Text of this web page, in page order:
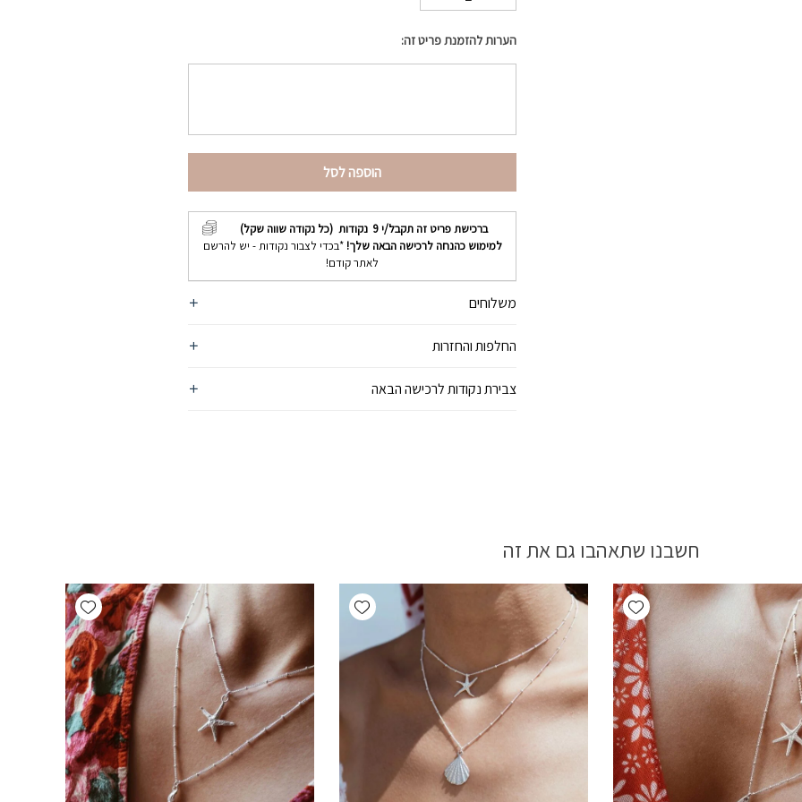
הערות להזמנת פריט זה:
הוספה לסל
ברכישת פריט זה תקבל/י 9נקודות (כל נקודה שווה שקל)
למימוש כהנחה לרכישה הבאה שלך! *בכדי לצבור נקודות - יש להרשם
לאתר קודם!
משלוחים
החלפות והחזרות
צבירת נקודות לרכישה הבאה
חשבנו שתאהבו גם את זה
Add wishlist
Add wishlist
Add wishlist